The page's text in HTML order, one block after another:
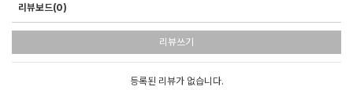
리뷰보드(0)
리뷰쓰기
등록된 리뷰가 없습니다.